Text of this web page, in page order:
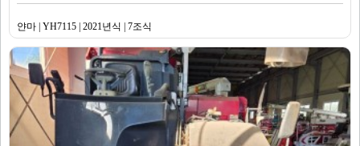
얀마 | YH7115 | 2021년식 | 7조식